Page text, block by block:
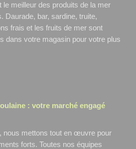
le meilleur des produits de la mer
Daurade, bar, sardine, truite,
frais et les fruits de mer sont
dans votre magasin pour votre plus
: votre marché engagé
nous mettons tout en œuvre pour
forts. Toutes nos équipes